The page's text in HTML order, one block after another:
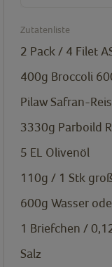
Zutatenliste
2 Pack / 4 Filet
400g Broccoli
Pilaw Safran-
3330g Parboild
5 EL Olivenöl
110g / 1 Stk
600g Wasser
1 Briefchen /
Salz